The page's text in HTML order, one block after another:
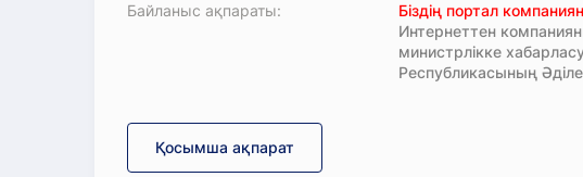
Байланыс ақпараты:
Біздің портал
Интернеттен
министрлікке
Республикасының
Қосымша ақпарат